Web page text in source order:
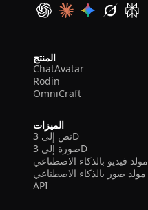
المنتج
ChatAvatar
Rodin
OmniCraft
الميزات
نص إلى 3D
صورة إلى 3D
مولد فيديو بالذكاء الاصطناعي
مولد صور بالذكاء الاصطناعي
API